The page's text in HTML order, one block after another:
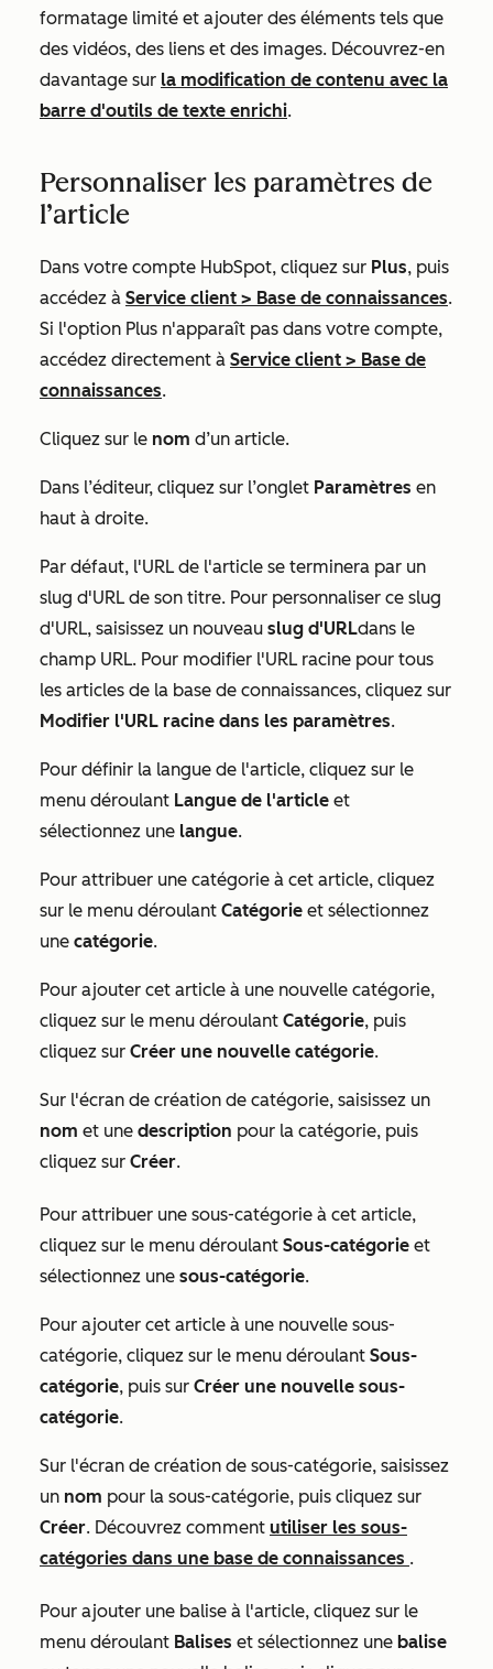
formatage limité et ajouter des éléments tels que
des vidéos, des liens et des images. Découvrez-en
davantage sur la modification de contenu avec la
barre d'outils de texte enrichi.
Personnaliser les paramètres de
l’article
Dans votre compte HubSpot, cliquez sur Plus, puis
accédez à Service client > Base de connaissances.
Si l'option Plus n'apparaît pas dans votre compte,
accédez directement à Service client > Base de
connaissances.
Cliquez sur le nom d’un article.
Dans l’éditeur, cliquez sur l’onglet Paramètres en
haut à droite.
Par défaut, l'URL de l'article se terminera par un
slug d'URL de son titre. Pour personnaliser ce slug
d'URL, saisissez un nouveau slug d'URLdans le
champ URL. Pour modifier l'URL racine pour tous
les articles de la base de connaissances, cliquez sur
Modifier l'URL racine dans les paramètres.
Pour définir la langue de l'article, cliquez sur le
menu déroulant Langue de l'article et
sélectionnez une langue.
Pour attribuer une catégorie à cet article, cliquez
sur le menu déroulant Catégorie et sélectionnez
une catégorie.
Pour ajouter cet article à une nouvelle catégorie,
cliquez sur le menu déroulant Catégorie, puis
cliquez sur Créer une nouvelle catégorie.
Sur l'écran de création de catégorie, saisissez un
nom et une description pour la catégorie, puis
cliquez sur Créer.
Pour attribuer une sous-catégorie à cet article,
cliquez sur le menu déroulant Sous-catégorie et
sélectionnez une sous-catégorie.
Pour ajouter cet article à une nouvelle sous-
catégorie, cliquez sur le menu déroulant Sous-
catégorie, puis sur Créer une nouvelle sous-
catégorie.
Sur l'écran de création de sous-catégorie, saisissez
un nom pour la sous-catégorie, puis cliquez sur
Créer. Découvrez comment utiliser les sous-
catégories dans une base de connaissances .
Pour ajouter une balise à l'article, cliquez sur le
menu déroulant Balises et sélectionnez une balise